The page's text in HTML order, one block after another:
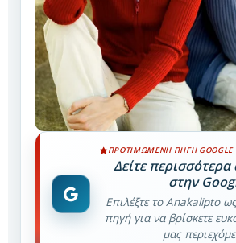
ΠΡΟΤΙΜΏΜΕΝΗ ΠΗΓΉ GOOGLE
Δείτε
στην
Επιλέξτε το Anakalipto
πηγή για να βρίσκετε
μας